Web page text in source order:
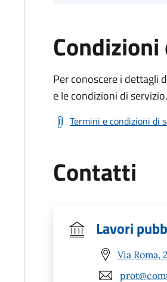
Per conoscere i dettagli
e le condizioni di servizio.
Termini e condizioni di
Contatti
Lavori
Via Roma,